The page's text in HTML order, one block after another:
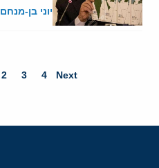
יוני בן-מנחם
2 3 4 Next